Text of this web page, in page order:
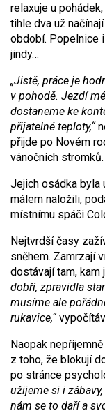
relaxuje u
tihle dva už
období. Popelnice
jindy…
„Jistě, práce je
v pohodě. Jezdí
dostaneme ke
přijatelné teploty,“
přijde po Novém
vánočních stromků.
Jejich osádka byla
málem naložili,
místnímu spáči
Nejtvrdší časy
sněhem. Zamrzají
dostávají tam, kam
dobří, zpravidla
musíme ale
rukavice,“
Naopak
z toho, že blokují
po stránce
užijeme si i
nám se to daří a